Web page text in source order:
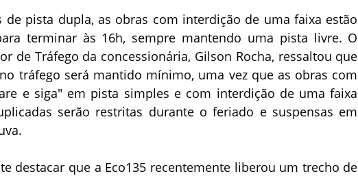
de pista dupla, as obras com interdição de uma faixa estão
terminar às 16h, sempre mantendo uma pista livre. O
de Tráfego da concessionária, Gilson Rocha, ressaltou que
tráfego será mantido mínimo, uma vez que as obras com
e siga" em pista simples e com interdição de uma faixa
serão restritas durante o feriado e suspensas em
destacar que a Eco135 recentemente liberou um trecho de